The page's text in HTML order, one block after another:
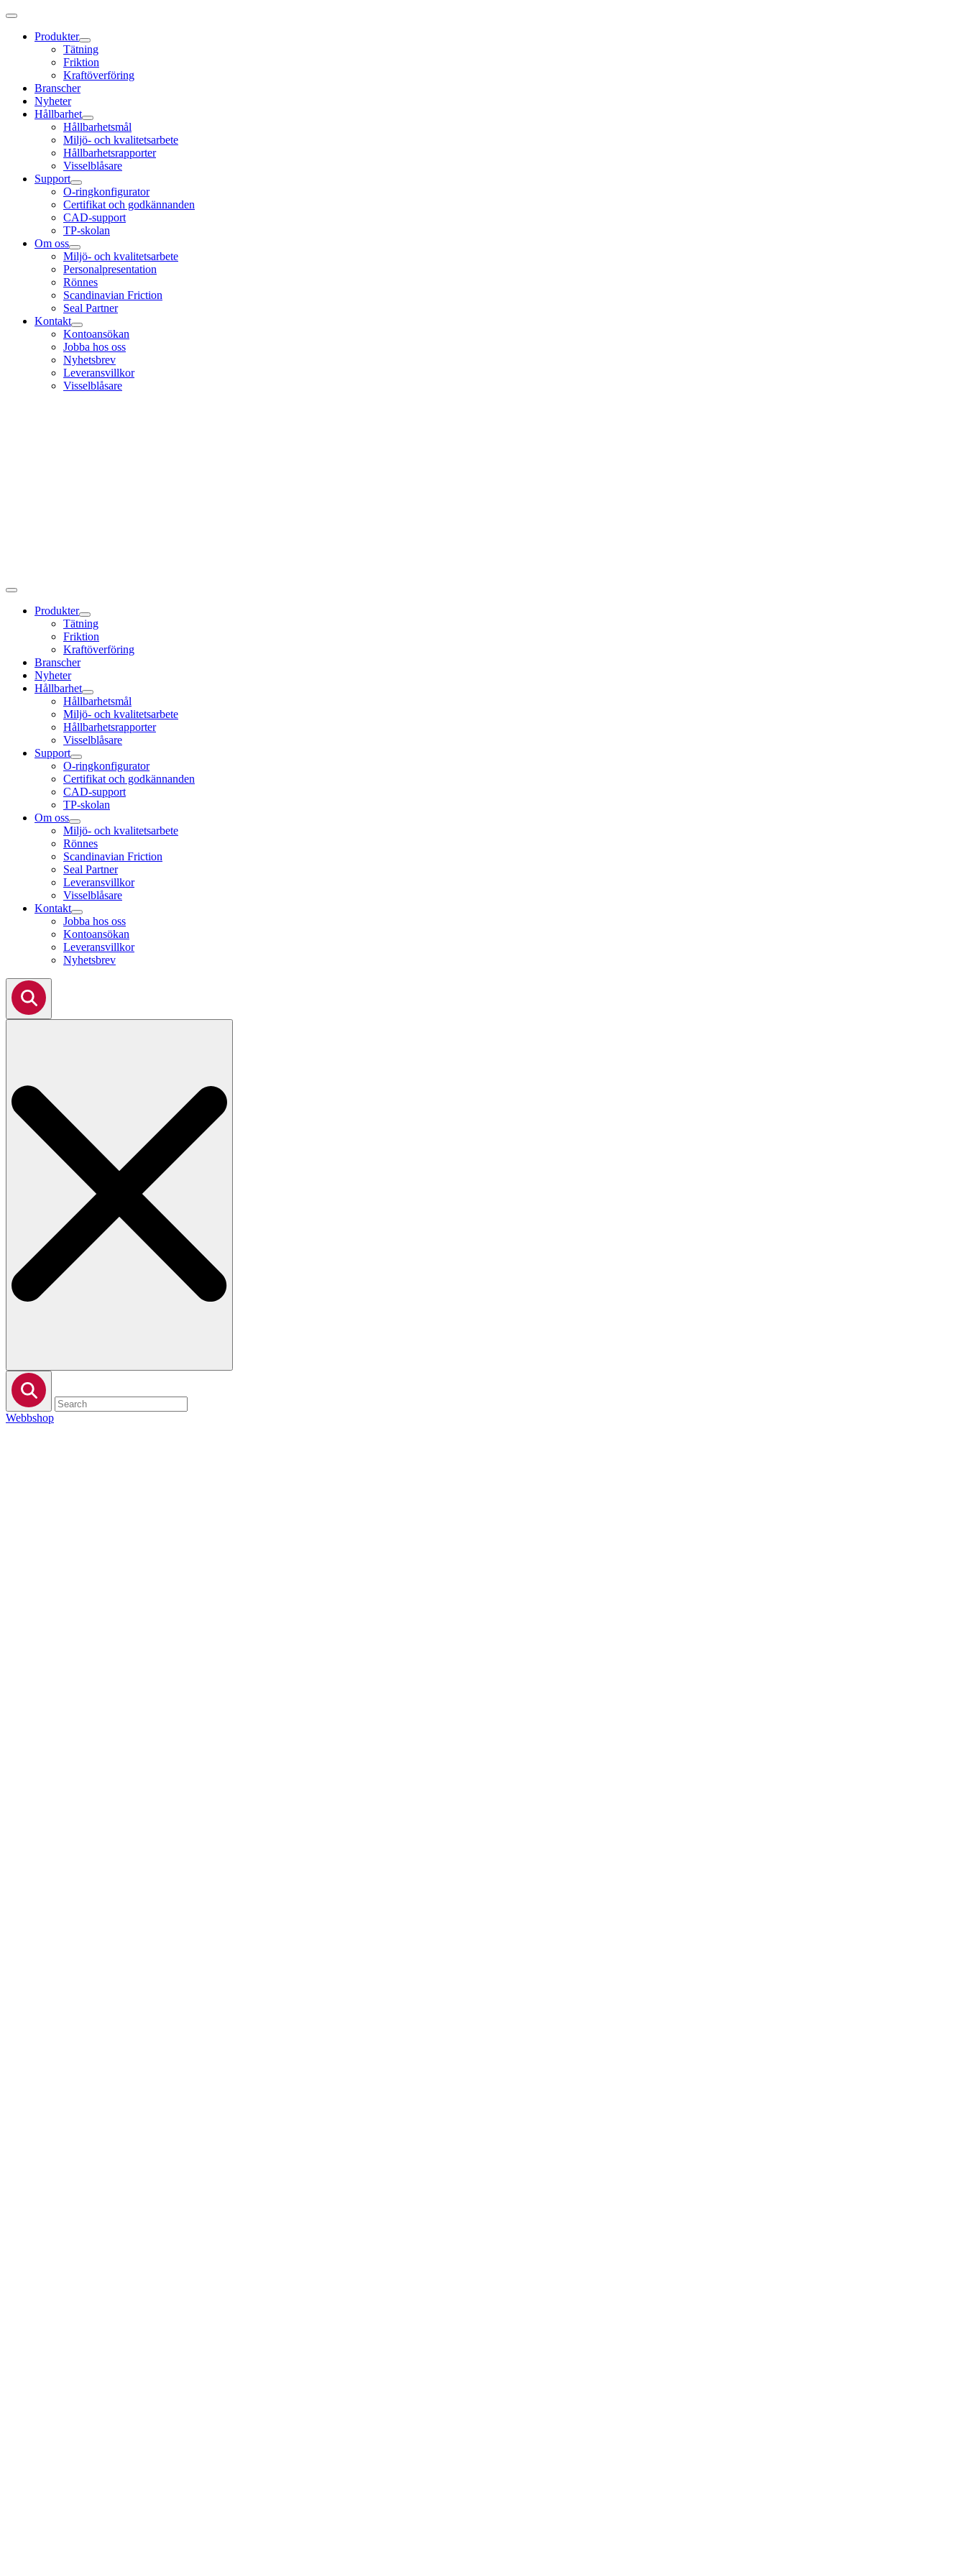
Produkter
Tätning
Friktion
Kraftöverföring
Branscher
Nyheter
Hållbarhet
Hållbarhetsmål
Miljö- och kvalitetsarbete
Hållbarhetsrapporter
Visselblåsare
Support
O-ringkonfigurator
Certifikat och godkännanden
CAD-support
TP-skolan
Om oss
Miljö- och kvalitetsarbete
Personalpresentation
Rönnes
Scandinavian Friction
Seal Partner
Kontakt
Kontoansökan
Jobba hos oss
Nyhetsbrev
Leveransvillkor
Visselblåsare
Produkter
Tätning
Friktion
Kraftöverföring
Branscher
Nyheter
Hållbarhet
Hållbarhetsmål
Miljö- och kvalitetsarbete
Hållbarhetsrapporter
Visselblåsare
Support
O-ringkonfigurator
Certifikat och godkännanden
CAD-support
TP-skolan
Om oss
Miljö- och kvalitetsarbete
Rönnes
Scandinavian Friction
Seal Partner
Leveransvillkor
Visselblåsare
Kontakt
Jobba hos oss
Kontoansökan
Leveransvillkor
Nyhetsbrev
Search
Webbshop